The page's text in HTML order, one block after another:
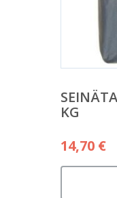
KG
14,70 €